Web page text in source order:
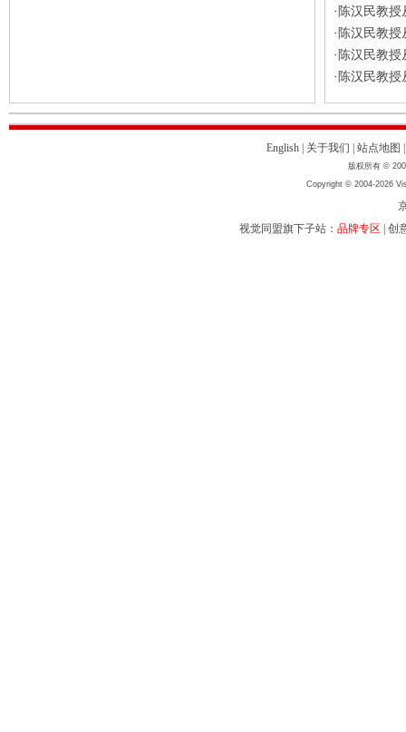
· 陈汉民教
· 陈汉民教
· 陈汉民教
· 陈汉民教
English 关于我们 站点地图
版权所有 ©
Copyright © 2004-2026
视觉同盟旗下子站： 品牌专区 创